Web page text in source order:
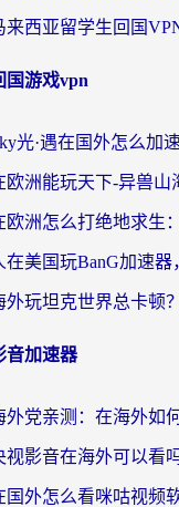
国游戏vpn
音加速器